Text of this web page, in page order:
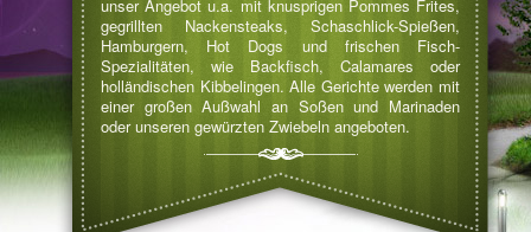
unser Angebot u.a. mit knusprigen Pommes Frites,
gegrillten Nackensteaks, Schaschlick-Spießen,
Hamburgern, Hot Dogs und frischen Fisch-
Spezialitäten, wie Backfisch, Calamares oder
holländischen Kibbelingen. Alle Gerichte werden mit
einer großen Außwahl an Soßen und Marinaden
oder unseren gewürzten Zwiebeln angeboten.